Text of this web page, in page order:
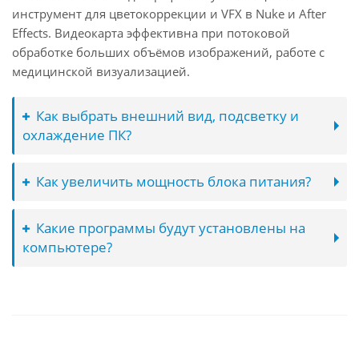
инструмент для цветокоррекции и VFX в Nuke и After
Effects. Видеокарта эффективна при потоковой
обработке больших объёмов изображений, работе с
медицинской визуализацией.
Как выбрать внешний вид, подсветку и
охлаждение ПК?
Как увеличить мощность блока питания?
Какие программы будут установлены на
компьютере?